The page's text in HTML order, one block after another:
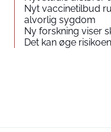
Nyt vaccinetilbud
alvorlig sygdom
Ny forskning viser
Det kan øge